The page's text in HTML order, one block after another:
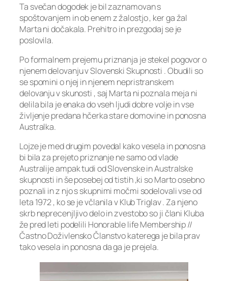
Ta svečan dogodek je bil zaznamovan s
spoštovanjem in ob enem z žalostjo , ker ga žal
Marta ni dočakala. Prehitro in prezgodaj se je
poslovila.
Po formalnem prejemu priznanja je stekel pogovor o
njenem delovanju v Slovenski Skupnosti . Obudili so
se spomini o njej in njenem nepristranskem
delovanju v skunosti , saj Marta ni poznala meja ni
delila bila je enaka do vseh ljudi dobre volje in vse
življenje predana hčerka stare domovine in ponosna
Australka.
Lojze je med drugim povedal kako vesela in ponosna
bi bila za prejeto priznanje ne samo od vlade
Australije ampak tudi od Slovenske in Australske
skupnosti in še posebej od tistih ,ki so Marto osebno
poznali in z njo s skupnimi močmi sodelovali vse od
leta 1972 , ko se je včlanila v Klub Triglav . Za njeno
skrb neprecenjljivo delo in zvestobo so ji člani Kluba
že pred leti podelili Honorable life Membership //
Častno Doživlensko Članstvo katerega je bila prav
tako vesela in ponosna da ga je prejela.